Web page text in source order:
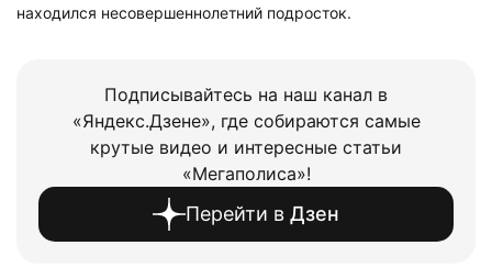
находился несовершеннолетний подросток.
Подписывайтесь на наш канал в
«Яндекс.Дзене», где собираются самые
крутые видео и интересные статьи
«Мегаполиса»!
Перейти в Дзен